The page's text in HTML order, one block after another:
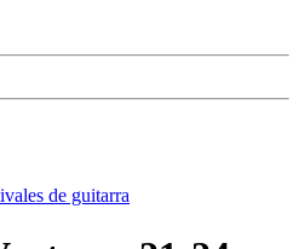
de guitarra